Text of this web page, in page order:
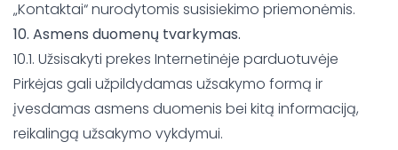
„Kontaktai“ nurodytomis susisiekimo priemonėmis.
10. Asmens duomenų tvarkymas.
10.1. Užsisakyti prekes Internetinėje parduotuvėje
Pirkėjas gali užpildydamas užsakymo formą ir
įvesdamas asmens duomenis bei kitą informaciją,
reikalingą užsakymo vykdymui.